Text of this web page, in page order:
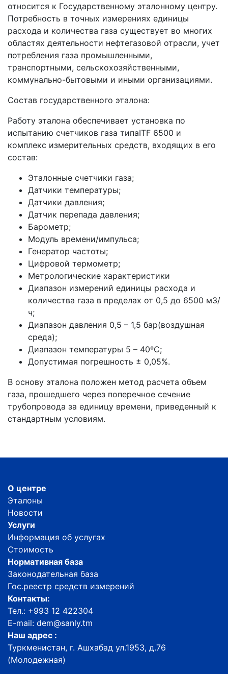
относится к Государственному эталонному центру.
Потребность в точных измерениях единицы
расхода и количества газа существует во многих
областях деятельности нефтегазовой отрасли, учет
потребления газа промышленными,
транспортными, сельскохозяйственными,
коммунально-бытовыми и иными организациями.
Состав государственного эталона:
Работу эталона обеспечивает установка по
испытанию счетчиков газа типаITF 6500 и
комплекс измерительных средств, входящих в его
состав:
Эталонные счетчики газа;
Датчики температуры;
Датчики давления;
Датчик перепада давления;
Барометр;
Модуль времени/импульса;
Генератор частоты;
Цифровой термометр;
Метрологические характеристики
Диапазон измерений единицы расхода и
количества газа в пределах от 0,5 до 6500 м3/
ч;
Диапазон давления 0,5 – 1,5 бар(воздушная
среда);
Диапазон температуры 5 – 40ºС;
Допустимая погрешность ± 0,05%.
В основу эталона положен метод расчета объем
газа, прошедшего через поперечное сечение
трубопровода за единицу времени, приведенный к
стандартным условиям.
О центре
Эталоны
Новости
Услуги
Информация об услугах
Стоимость
Нормативная база
Законодательная база
Гос.реестр средств измерений
Контакты:
Тел.: +993 12 422304
E-mail: dem@sanly.tm
Наш адрес :
Туркменистан, г. Ашхабад ул.1953, д.76
(Молодежная)